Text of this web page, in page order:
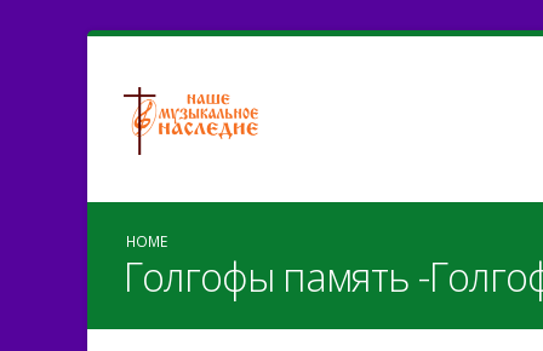
HOME
Голгофы память -